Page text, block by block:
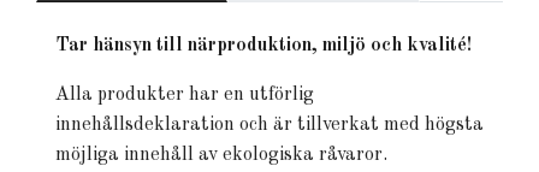
Tar hänsyn till närproduktion, miljö och kvalité!
Alla produkter har en utförlig
innehållsdeklaration och är tillverkat med högsta
möjliga innehåll av ekologiska råvaror.